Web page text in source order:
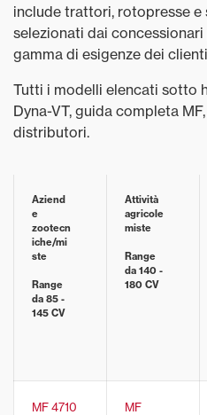
include trattori, rotopresse
selezionati dai
gamma di esigenze dei
Tutti i modelli elencati sotto
Dyna-VT, guida completa
distributori.
Aziend
e
zootecn
iche/mi
ste
Range
da 85 -
145 CV
Attività
agricole
miste
Range
da 140 -
180 CV
MF 4710
MF